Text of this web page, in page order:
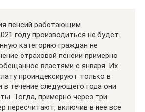
пенсий работающим
году производиться не будет.
категорию граждан не
страховой пенсии примерно
властями с января. Их
проиндексируют только в
в течение следующего года они
Тогда, примерно через три
пересчитают, включив в нее все